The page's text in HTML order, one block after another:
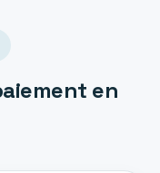
en